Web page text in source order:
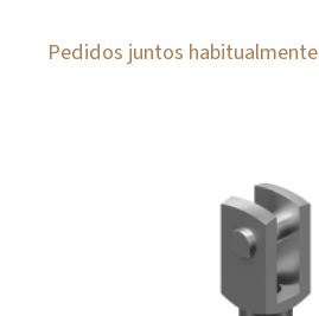
Pedidos juntos habitualmente